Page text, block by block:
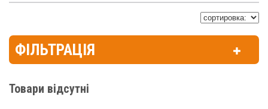
ФІЛЬТРАЦІЯ
Товари відсутні